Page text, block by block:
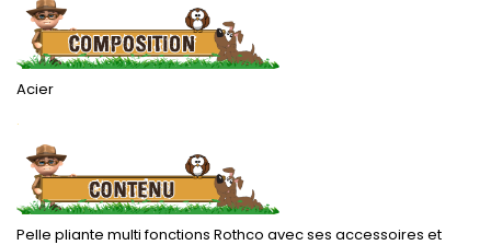
Acier
.
Pelle pliante multi fonctions Rothco avec ses accessoires et